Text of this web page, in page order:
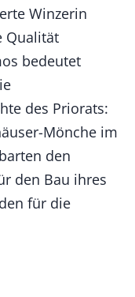
Winzerin
Qualität
bedeutet
des Priorats:
Mönche im
den
den Bau ihres
für die